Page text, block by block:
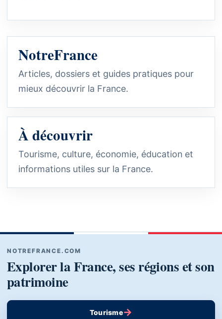
NotreFrance
Articles, dossiers et guides pratiques pour
mieux découvrir la France.
À découvrir
Tourisme, culture, économie, éducation et
informations utiles sur la France.
NOTREFRANCE.COM
Explorer la France, ses régions et son
patrimoine
Tourisme→